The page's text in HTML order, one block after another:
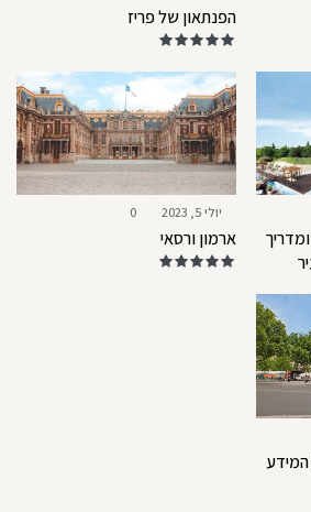
הפנתאון של פריז
יולי 5, 2023 0
ארמון ורסאי
המידע